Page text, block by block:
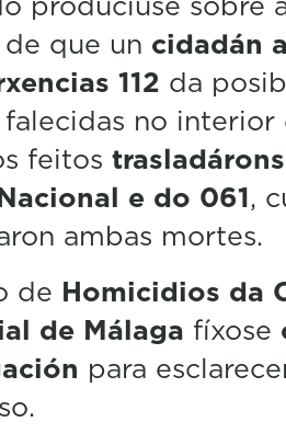
que un cidadán
112 da
falecidas no
feitos
e do 061,
ambas mortes.
de Homicidios da
de Málaga fíxose
para